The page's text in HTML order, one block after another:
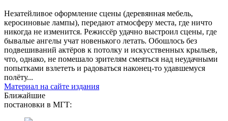
Незатейливое оформление сцены (деревянная мебель,
керосиновые лампы), передают атмосферу места, где ничто
никогда не изменится. Режиссёр удачно выстроил сцены, где
бывалые ангелы учат новенького летать. Обошлось без
подвешиваний актёров к потолку и искусственных крыльев,
что, однако, не помешало зрителям смеяться над неудачными
попытками взлететь и радоваться наконец-то удавшемуся
полёту...
Материал на сайте издания
Ближайшие
постановки в МГТ: